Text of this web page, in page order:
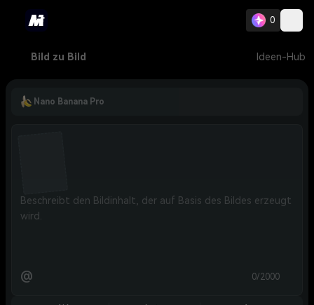
0
Bild zu Bild Ideen-Hub
Nano Banana Pro
@ 0/2000